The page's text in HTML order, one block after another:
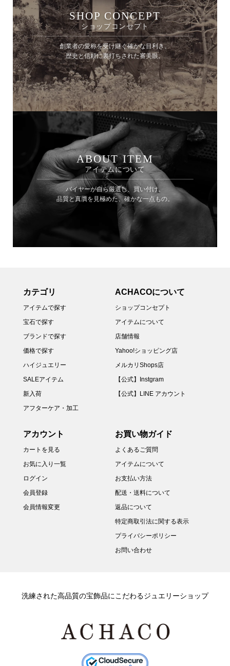
SHOP CONCEPT
ショップコンセプト
創業者の愛称を受け継ぐ確かな目利き。
歴史と信頼に裏打ちされた審美眼。
ABOUT ITEM
アイテムについて
バイヤーが自ら厳選し、買い付け。
品質と真贋を見極めた、確かな一点もの。
カテゴリ
アイテムで探す
宝石で探す
ブランドで探す
価格で探す
ハイジュエリー
SALEアイテム
新入荷
アフターケア・加工
ACHACOについて
ショップコンセプト
アイテムについて
店舗情報
Yahoo!ショッピング店
メルカリShops店
【公式】Instgram
【公式】LINE アカウント
アカウント
カートを見る
お気に入り一覧
ログイン
会員登録
会員情報変更
お買い物ガイド
よくあるご質問
アイテムについて
お支払い方法
配送・送料について
返品について
特定商取引法に関する表示
プライバシーポリシー
お問い合わせ
洗練された高品質の宝飾品にこだわるジュエリーショップ